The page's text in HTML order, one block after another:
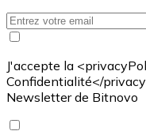
J'accepte la
Confidentialité</
Newsletter de Bitnovo